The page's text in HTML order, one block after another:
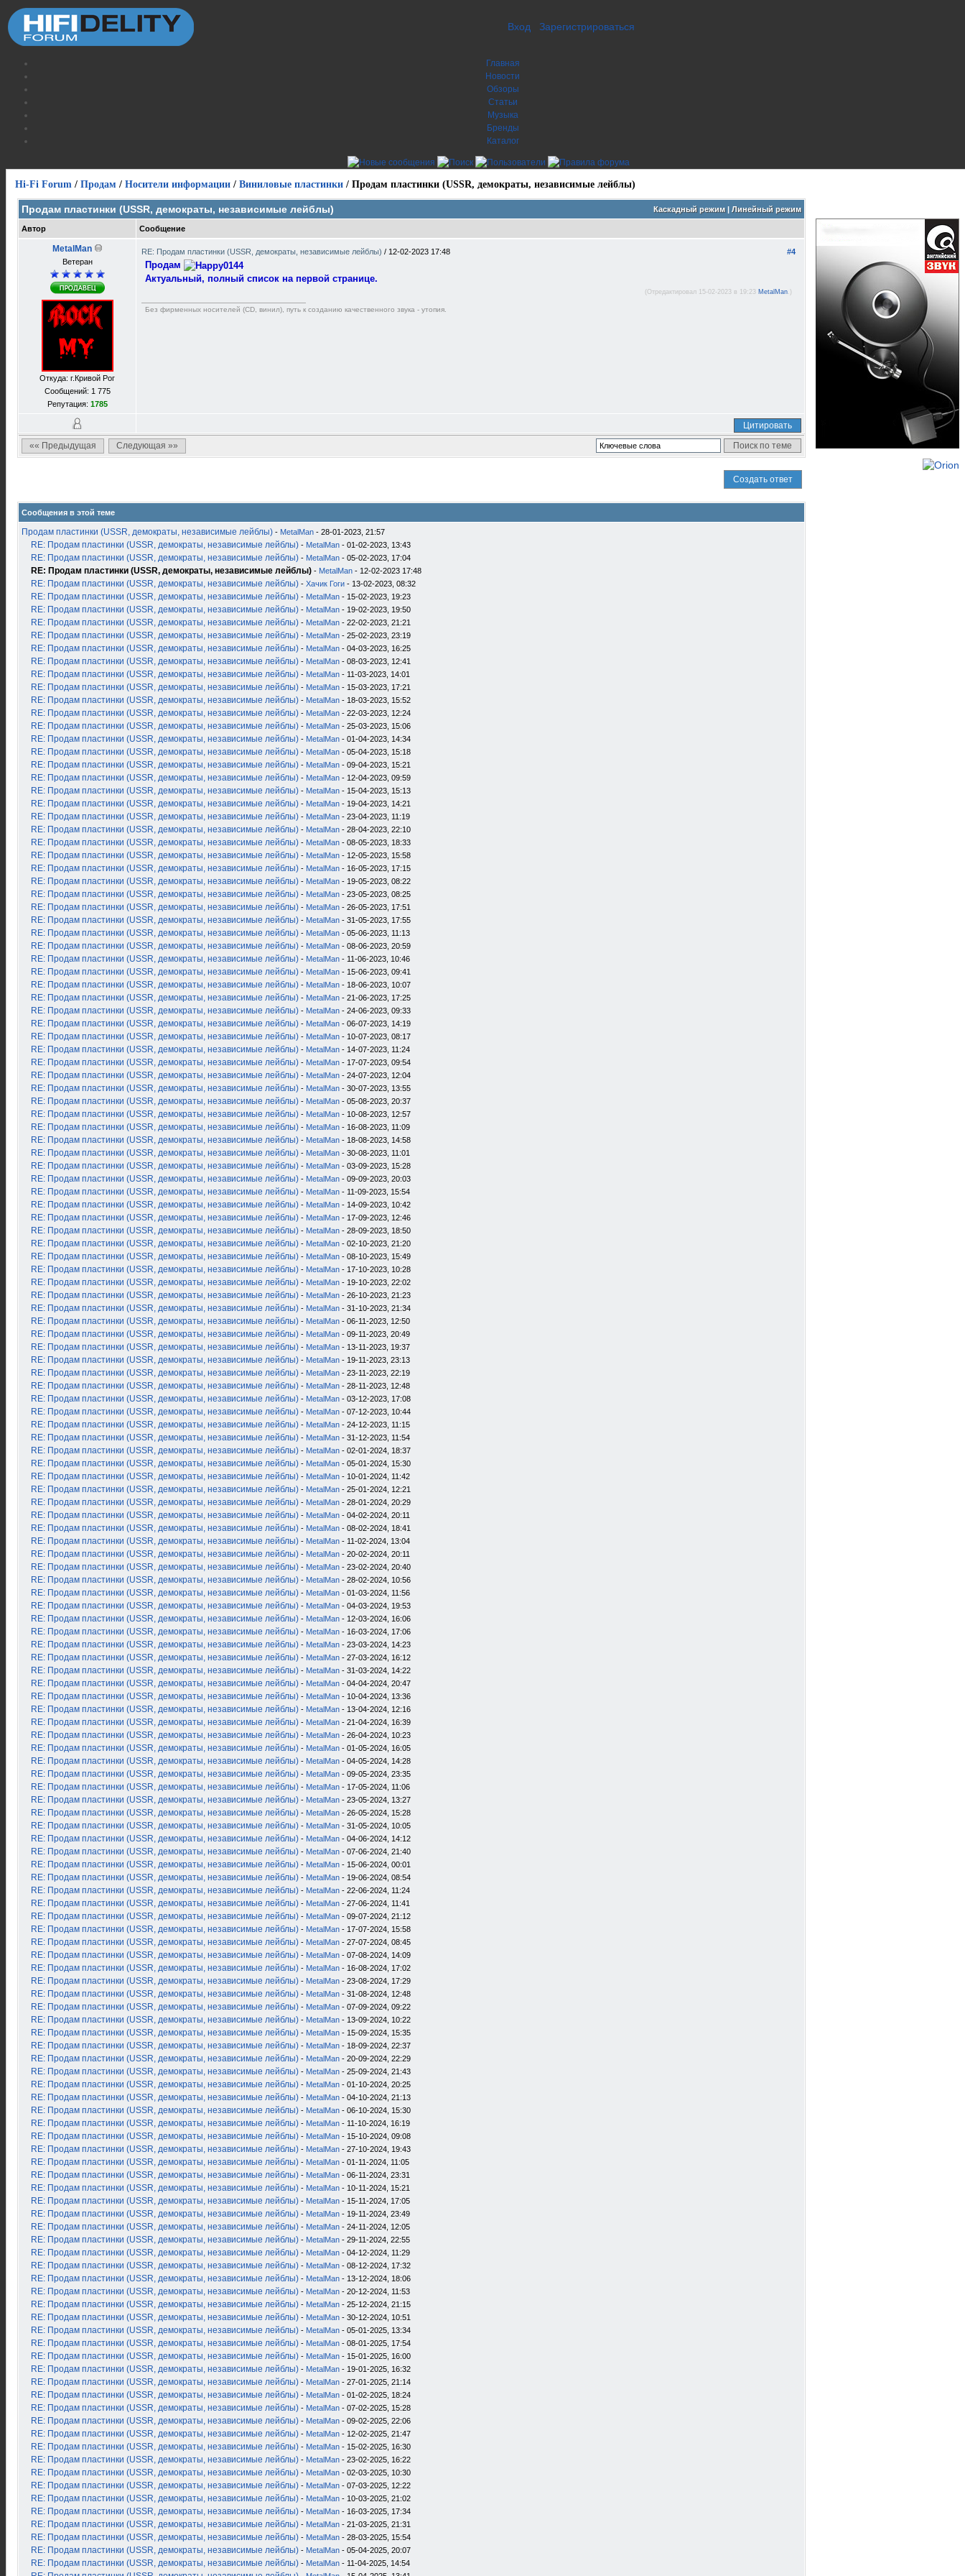
Вход Зарегистрироваться
Главная
Новости
Обзоры
Статьи
Музыка
Бренды
Каталог
Hi-Fi Forum / Продам / Носители информации / Виниловые пластинки / Продам пластинки (USSR, демократы, независимые лейблы)
Каскадный режим| Линейный режим
Продам пластинки (USSR, демократы, независимые лейблы)
Автор Сообщение
MetalMan
Ветеран
Откуда: г.Кривой Рог
Сообщений: 1 775
Репутация: 1785
#4
RE: Продам пластинки (USSR, демократы, независимые лейблы) / 12-02-2023 17:48
Продам
Актуальный, полный список на первой странице.
(Отредактировал 15-02-2023 в 19:23 MetalMan .)
Без фирменных носителей (CD, винил), путь к созданию качественного звука - утопия.
Цитировать
«« Предыдущая
Следующая »»
Создать ответ
Сообщения в этой теме
Продам пластинки (USSR, демократы, независимые лейблы) - MetalMan - 28-01-2023, 21:57
RE: Продам пластинки (USSR, демократы, независимые лейблы) - MetalMan - 01-02-2023, 13:43
RE: Продам пластинки (USSR, демократы, независимые лейблы) - MetalMan - 05-02-2023, 17:04
RE: Продам пластинки (USSR, демократы, независимые лейблы) - MetalMan - 12-02-2023 17:48
RE: Продам пластинки (USSR, демократы, независимые лейблы) - Хачик Гоги - 13-02-2023, 08:32
RE: Продам пластинки (USSR, демократы, независимые лейблы) - MetalMan - 15-02-2023, 19:23
RE: Продам пластинки (USSR, демократы, независимые лейблы) - MetalMan - 19-02-2023, 19:50
RE: Продам пластинки (USSR, демократы, независимые лейблы) - MetalMan - 22-02-2023, 21:21
RE: Продам пластинки (USSR, демократы, независимые лейблы) - MetalMan - 25-02-2023, 23:19
RE: Продам пластинки (USSR, демократы, независимые лейблы) - MetalMan - 04-03-2023, 16:25
RE: Продам пластинки (USSR, демократы, независимые лейблы) - MetalMan - 08-03-2023, 12:41
RE: Продам пластинки (USSR, демократы, независимые лейблы) - MetalMan - 11-03-2023, 14:01
RE: Продам пластинки (USSR, демократы, независимые лейблы) - MetalMan - 15-03-2023, 17:21
RE: Продам пластинки (USSR, демократы, независимые лейблы) - MetalMan - 18-03-2023, 15:52
RE: Продам пластинки (USSR, демократы, независимые лейблы) - MetalMan - 22-03-2023, 12:24
RE: Продам пластинки (USSR, демократы, независимые лейблы) - MetalMan - 25-03-2023, 15:06
RE: Продам пластинки (USSR, демократы, независимые лейблы) - MetalMan - 01-04-2023, 14:34
RE: Продам пластинки (USSR, демократы, независимые лейблы) - MetalMan - 05-04-2023, 15:18
RE: Продам пластинки (USSR, демократы, независимые лейблы) - MetalMan - 09-04-2023, 15:21
RE: Продам пластинки (USSR, демократы, независимые лейблы) - MetalMan - 12-04-2023, 09:59
RE: Продам пластинки (USSR, демократы, независимые лейблы) - MetalMan - 15-04-2023, 15:13
RE: Продам пластинки (USSR, демократы, независимые лейблы) - MetalMan - 19-04-2023, 14:21
RE: Продам пластинки (USSR, демократы, независимые лейблы) - MetalMan - 23-04-2023, 11:19
RE: Продам пластинки (USSR, демократы, независимые лейблы) - MetalMan - 28-04-2023, 22:10
RE: Продам пластинки (USSR, демократы, независимые лейблы) - MetalMan - 08-05-2023, 18:33
RE: Продам пластинки (USSR, демократы, независимые лейблы) - MetalMan - 12-05-2023, 15:58
RE: Продам пластинки (USSR, демократы, независимые лейблы) - MetalMan - 16-05-2023, 17:15
RE: Продам пластинки (USSR, демократы, независимые лейблы) - MetalMan - 19-05-2023, 08:22
RE: Продам пластинки (USSR, демократы, независимые лейблы) - MetalMan - 23-05-2023, 08:25
RE: Продам пластинки (USSR, демократы, независимые лейблы) - MetalMan - 26-05-2023, 17:51
RE: Продам пластинки (USSR, демократы, независимые лейблы) - MetalMan - 31-05-2023, 17:55
RE: Продам пластинки (USSR, демократы, независимые лейблы) - MetalMan - 05-06-2023, 11:13
RE: Продам пластинки (USSR, демократы, независимые лейблы) - MetalMan - 08-06-2023, 20:59
RE: Продам пластинки (USSR, демократы, независимые лейблы) - MetalMan - 11-06-2023, 10:46
RE: Продам пластинки (USSR, демократы, независимые лейблы) - MetalMan - 15-06-2023, 09:41
RE: Продам пластинки (USSR, демократы, независимые лейблы) - MetalMan - 18-06-2023, 10:07
RE: Продам пластинки (USSR, демократы, независимые лейблы) - MetalMan - 21-06-2023, 17:25
RE: Продам пластинки (USSR, демократы, независимые лейблы) - MetalMan - 24-06-2023, 09:33
RE: Продам пластинки (USSR, демократы, независимые лейблы) - MetalMan - 06-07-2023, 14:19
RE: Продам пластинки (USSR, демократы, независимые лейблы) - MetalMan - 10-07-2023, 08:17
RE: Продам пластинки (USSR, демократы, независимые лейблы) - MetalMan - 14-07-2023, 11:24
RE: Продам пластинки (USSR, демократы, независимые лейблы) - MetalMan - 17-07-2023, 09:54
RE: Продам пластинки (USSR, демократы, независимые лейблы) - MetalMan - 24-07-2023, 12:04
RE: Продам пластинки (USSR, демократы, независимые лейблы) - MetalMan - 30-07-2023, 13:55
RE: Продам пластинки (USSR, демократы, независимые лейблы) - MetalMan - 05-08-2023, 20:37
RE: Продам пластинки (USSR, демократы, независимые лейблы) - MetalMan - 10-08-2023, 12:57
RE: Продам пластинки (USSR, демократы, независимые лейблы) - MetalMan - 16-08-2023, 11:09
RE: Продам пластинки (USSR, демократы, независимые лейблы) - MetalMan - 18-08-2023, 14:58
RE: Продам пластинки (USSR, демократы, независимые лейблы) - MetalMan - 30-08-2023, 11:01
RE: Продам пластинки (USSR, демократы, независимые лейблы) - MetalMan - 03-09-2023, 15:28
RE: Продам пластинки (USSR, демократы, независимые лейблы) - MetalMan - 09-09-2023, 20:03
RE: Продам пластинки (USSR, демократы, независимые лейблы) - MetalMan - 11-09-2023, 15:54
RE: Продам пластинки (USSR, демократы, независимые лейблы) - MetalMan - 14-09-2023, 10:42
RE: Продам пластинки (USSR, демократы, независимые лейблы) - MetalMan - 17-09-2023, 12:46
RE: Продам пластинки (USSR, демократы, независимые лейблы) - MetalMan - 28-09-2023, 18:50
RE: Продам пластинки (USSR, демократы, независимые лейблы) - MetalMan - 02-10-2023, 21:20
RE: Продам пластинки (USSR, демократы, независимые лейблы) - MetalMan - 08-10-2023, 15:49
RE: Продам пластинки (USSR, демократы, независимые лейблы) - MetalMan - 17-10-2023, 10:28
RE: Продам пластинки (USSR, демократы, независимые лейблы) - MetalMan - 19-10-2023, 22:02
RE: Продам пластинки (USSR, демократы, независимые лейблы) - MetalMan - 26-10-2023, 21:23
RE: Продам пластинки (USSR, демократы, независимые лейблы) - MetalMan - 31-10-2023, 21:34
RE: Продам пластинки (USSR, демократы, независимые лейблы) - MetalMan - 06-11-2023, 12:50
RE: Продам пластинки (USSR, демократы, независимые лейблы) - MetalMan - 09-11-2023, 20:49
RE: Продам пластинки (USSR, демократы, независимые лейблы) - MetalMan - 13-11-2023, 19:37
RE: Продам пластинки (USSR, демократы, независимые лейблы) - MetalMan - 19-11-2023, 23:13
RE: Продам пластинки (USSR, демократы, независимые лейблы) - MetalMan - 23-11-2023, 22:19
RE: Продам пластинки (USSR, демократы, независимые лейблы) - MetalMan - 28-11-2023, 12:48
RE: Продам пластинки (USSR, демократы, независимые лейблы) - MetalMan - 03-12-2023, 17:08
RE: Продам пластинки (USSR, демократы, независимые лейблы) - MetalMan - 07-12-2023, 10:44
RE: Продам пластинки (USSR, демократы, независимые лейблы) - MetalMan - 24-12-2023, 11:15
RE: Продам пластинки (USSR, демократы, независимые лейблы) - MetalMan - 31-12-2023, 11:54
RE: Продам пластинки (USSR, демократы, независимые лейблы) - MetalMan - 02-01-2024, 18:37
RE: Продам пластинки (USSR, демократы, независимые лейблы) - MetalMan - 05-01-2024, 15:30
RE: Продам пластинки (USSR, демократы, независимые лейблы) - MetalMan - 10-01-2024, 11:42
RE: Продам пластинки (USSR, демократы, независимые лейблы) - MetalMan - 25-01-2024, 12:21
RE: Продам пластинки (USSR, демократы, независимые лейблы) - MetalMan - 28-01-2024, 20:29
RE: Продам пластинки (USSR, демократы, независимые лейблы) - MetalMan - 04-02-2024, 20:11
RE: Продам пластинки (USSR, демократы, независимые лейблы) - MetalMan - 08-02-2024, 18:41
RE: Продам пластинки (USSR, демократы, независимые лейблы) - MetalMan - 11-02-2024, 13:04
RE: Продам пластинки (USSR, демократы, независимые лейблы) - MetalMan - 20-02-2024, 20:11
RE: Продам пластинки (USSR, демократы, независимые лейблы) - MetalMan - 23-02-2024, 20:40
RE: Продам пластинки (USSR, демократы, независимые лейблы) - MetalMan - 28-02-2024, 10:56
RE: Продам пластинки (USSR, демократы, независимые лейблы) - MetalMan - 01-03-2024, 11:56
RE: Продам пластинки (USSR, демократы, независимые лейблы) - MetalMan - 04-03-2024, 19:53
RE: Продам пластинки (USSR, демократы, независимые лейблы) - MetalMan - 12-03-2024, 16:06
RE: Продам пластинки (USSR, демократы, независимые лейблы) - MetalMan - 16-03-2024, 17:06
RE: Продам пластинки (USSR, демократы, независимые лейблы) - MetalMan - 23-03-2024, 14:23
RE: Продам пластинки (USSR, демократы, независимые лейблы) - MetalMan - 27-03-2024, 16:12
RE: Продам пластинки (USSR, демократы, независимые лейблы) - MetalMan - 31-03-2024, 14:22
RE: Продам пластинки (USSR, демократы, независимые лейблы) - MetalMan - 04-04-2024, 20:47
RE: Продам пластинки (USSR, демократы, независимые лейблы) - MetalMan - 10-04-2024, 13:36
RE: Продам пластинки (USSR, демократы, независимые лейблы) - MetalMan - 13-04-2024, 12:16
RE: Продам пластинки (USSR, демократы, независимые лейблы) - MetalMan - 21-04-2024, 16:39
RE: Продам пластинки (USSR, демократы, независимые лейблы) - MetalMan - 26-04-2024, 10:23
RE: Продам пластинки (USSR, демократы, независимые лейблы) - MetalMan - 01-05-2024, 16:05
RE: Продам пластинки (USSR, демократы, независимые лейблы) - MetalMan - 04-05-2024, 14:28
RE: Продам пластинки (USSR, демократы, независимые лейблы) - MetalMan - 09-05-2024, 23:35
RE: Продам пластинки (USSR, демократы, независимые лейблы) - MetalMan - 17-05-2024, 11:06
RE: Продам пластинки (USSR, демократы, независимые лейблы) - MetalMan - 23-05-2024, 13:27
RE: Продам пластинки (USSR, демократы, независимые лейблы) - MetalMan - 26-05-2024, 15:28
RE: Продам пластинки (USSR, демократы, независимые лейблы) - MetalMan - 31-05-2024, 10:05
RE: Продам пластинки (USSR, демократы, независимые лейблы) - MetalMan - 04-06-2024, 14:12
RE: Продам пластинки (USSR, демократы, независимые лейблы) - MetalMan - 07-06-2024, 21:40
RE: Продам пластинки (USSR, демократы, независимые лейблы) - MetalMan - 15-06-2024, 00:01
RE: Продам пластинки (USSR, демократы, независимые лейблы) - MetalMan - 19-06-2024, 08:54
RE: Продам пластинки (USSR, демократы, независимые лейблы) - MetalMan - 22-06-2024, 11:24
RE: Продам пластинки (USSR, демократы, независимые лейблы) - MetalMan - 27-06-2024, 11:41
RE: Продам пластинки (USSR, демократы, независимые лейблы) - MetalMan - 09-07-2024, 21:12
RE: Продам пластинки (USSR, демократы, независимые лейблы) - MetalMan - 17-07-2024, 15:58
RE: Продам пластинки (USSR, демократы, независимые лейблы) - MetalMan - 27-07-2024, 08:45
RE: Продам пластинки (USSR, демократы, независимые лейблы) - MetalMan - 07-08-2024, 14:09
RE: Продам пластинки (USSR, демократы, независимые лейблы) - MetalMan - 16-08-2024, 17:02
RE: Продам пластинки (USSR, демократы, независимые лейблы) - MetalMan - 23-08-2024, 17:29
RE: Продам пластинки (USSR, демократы, независимые лейблы) - MetalMan - 31-08-2024, 12:48
RE: Продам пластинки (USSR, демократы, независимые лейблы) - MetalMan - 07-09-2024, 09:22
RE: Продам пластинки (USSR, демократы, независимые лейблы) - MetalMan - 13-09-2024, 10:22
RE: Продам пластинки (USSR, демократы, независимые лейблы) - MetalMan - 15-09-2024, 15:35
RE: Продам пластинки (USSR, демократы, независимые лейблы) - MetalMan - 18-09-2024, 22:37
RE: Продам пластинки (USSR, демократы, независимые лейблы) - MetalMan - 20-09-2024, 22:29
RE: Продам пластинки (USSR, демократы, независимые лейблы) - MetalMan - 25-09-2024, 21:43
RE: Продам пластинки (USSR, демократы, независимые лейблы) - MetalMan - 01-10-2024, 20:25
RE: Продам пластинки (USSR, демократы, независимые лейблы) - MetalMan - 04-10-2024, 21:13
RE: Продам пластинки (USSR, демократы, независимые лейблы) - MetalMan - 06-10-2024, 15:30
RE: Продам пластинки (USSR, демократы, независимые лейблы) - MetalMan - 11-10-2024, 16:19
RE: Продам пластинки (USSR, демократы, независимые лейблы) - MetalMan - 15-10-2024, 09:08
RE: Продам пластинки (USSR, демократы, независимые лейблы) - MetalMan - 27-10-2024, 19:43
RE: Продам пластинки (USSR, демократы, независимые лейблы) - MetalMan - 01-11-2024, 11:05
RE: Продам пластинки (USSR, демократы, независимые лейблы) - MetalMan - 06-11-2024, 23:31
RE: Продам пластинки (USSR, демократы, независимые лейблы) - MetalMan - 10-11-2024, 15:21
RE: Продам пластинки (USSR, демократы, независимые лейблы) - MetalMan - 15-11-2024, 17:05
RE: Продам пластинки (USSR, демократы, независимые лейблы) - MetalMan - 19-11-2024, 23:49
RE: Продам пластинки (USSR, демократы, независимые лейблы) - MetalMan - 24-11-2024, 12:05
RE: Продам пластинки (USSR, демократы, независимые лейблы) - MetalMan - 29-11-2024, 22:55
RE: Продам пластинки (USSR, демократы, независимые лейблы) - MetalMan - 04-12-2024, 11:29
RE: Продам пластинки (USSR, демократы, независимые лейблы) - MetalMan - 08-12-2024, 17:32
RE: Продам пластинки (USSR, демократы, независимые лейблы) - MetalMan - 13-12-2024, 18:06
RE: Продам пластинки (USSR, демократы, независимые лейблы) - MetalMan - 20-12-2024, 11:53
RE: Продам пластинки (USSR, демократы, независимые лейблы) - MetalMan - 25-12-2024, 21:15
RE: Продам пластинки (USSR, демократы, независимые лейблы) - MetalMan - 30-12-2024, 10:51
RE: Продам пластинки (USSR, демократы, независимые лейблы) - MetalMan - 05-01-2025, 13:34
RE: Продам пластинки (USSR, демократы, независимые лейблы) - MetalMan - 08-01-2025, 17:54
RE: Продам пластинки (USSR, демократы, независимые лейблы) - MetalMan - 15-01-2025, 16:00
RE: Продам пластинки (USSR, демократы, независимые лейблы) - MetalMan - 19-01-2025, 16:32
RE: Продам пластинки (USSR, демократы, независимые лейблы) - MetalMan - 27-01-2025, 21:14
RE: Продам пластинки (USSR, демократы, независимые лейблы) - MetalMan - 01-02-2025, 18:24
RE: Продам пластинки (USSR, демократы, независимые лейблы) - MetalMan - 07-02-2025, 15:28
RE: Продам пластинки (USSR, демократы, независимые лейблы) - MetalMan - 09-02-2025, 22:06
RE: Продам пластинки (USSR, демократы, независимые лейблы) - MetalMan - 12-02-2025, 21:47
RE: Продам пластинки (USSR, демократы, независимые лейблы) - MetalMan - 15-02-2025, 16:30
RE: Продам пластинки (USSR, демократы, независимые лейблы) - MetalMan - 23-02-2025, 16:22
RE: Продам пластинки (USSR, демократы, независимые лейблы) - MetalMan - 02-03-2025, 10:30
RE: Продам пластинки (USSR, демократы, независимые лейблы) - MetalMan - 07-03-2025, 12:22
RE: Продам пластинки (USSR, демократы, независимые лейблы) - MetalMan - 10-03-2025, 21:02
RE: Продам пластинки (USSR, демократы, независимые лейблы) - MetalMan - 16-03-2025, 17:34
RE: Продам пластинки (USSR, демократы, независимые лейблы) - MetalMan - 21-03-2025, 21:31
RE: Продам пластинки (USSR, демократы, независимые лейблы) - MetalMan - 28-03-2025, 15:54
RE: Продам пластинки (USSR, демократы, независимые лейблы) - MetalMan - 05-04-2025, 20:07
RE: Продам пластинки (USSR, демократы, независимые лейблы) - MetalMan - 11-04-2025, 14:54